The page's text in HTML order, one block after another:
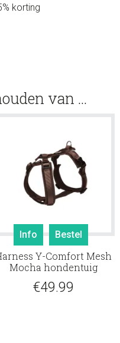
korting
van …
Info Bestel
Dit
heeft
Y-Comfort Mesh
Mocha hondentuig
€49.99